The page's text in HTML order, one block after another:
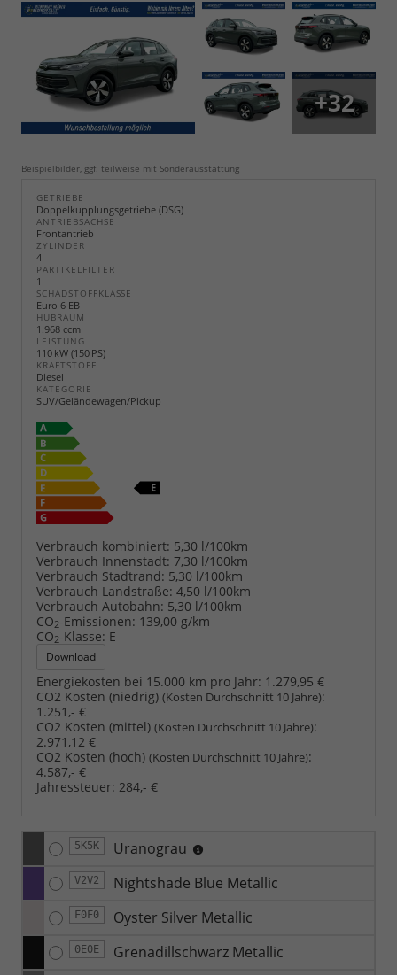
+32
Beispielbilder, ggf. teilweise mit Sonderausstattung
GETRIEBE
Doppelkupplungsgetriebe (DSG)
ANTRIEBSACHSE
Frontantrieb
ZYLINDER
4
PARTIKELFILTER
1
SCHADSTOFFKLASSE
Euro 6 EB
HUBRAUM
1.968 ccm
LEISTUNG
110 kW (150 PS)
KRAFTSTOFF
Diesel
KATEGORIE
SUV/Geländewagen/Pickup
Verbrauch kombiniert: 5,30 l/100km
Verbrauch Innenstadt: 7,30 l/100km
Verbrauch Stadtrand: 5,30 l/100km
Verbrauch Landstraße: 4,50 l/100km
Verbrauch Autobahn: 5,30 l/100km
CO2-Emissionen: 139,00 g/km
CO2-Klasse: E
Download
Energiekosten bei 15.000 km pro Jahr: 1.279,95 €
CO2 Kosten (niedrig) (Kosten Durchschnitt 10 Jahre):
1.251,- €
CO2 Kosten (mittel) (Kosten Durchschnitt 10 Jahre):
2.971,12 €
CO2 Kosten (hoch) (Kosten Durchschnitt 10 Jahre):
4.587,- €
Jahressteuer: 284,- €
5K5K Uranograu
V2V2 Nightshade Blue Metallic
F0F0 Oyster Silver Metallic
0E0E Grenadillschwarz Metallic